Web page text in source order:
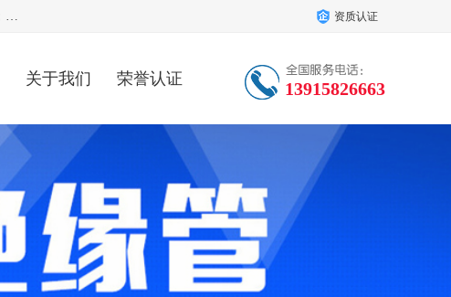
常州市国枫绝缘材料有限公司成立于2012年，注册地位于常州市金坛区直溪镇，经营范围包括绝缘套管制造、绝缘材料的销售；专业生产各种：黄腊管、自熄管、硅胶管、定纹管，厂价直销。 资质认证
关于我们 荣誉认证 13915826663